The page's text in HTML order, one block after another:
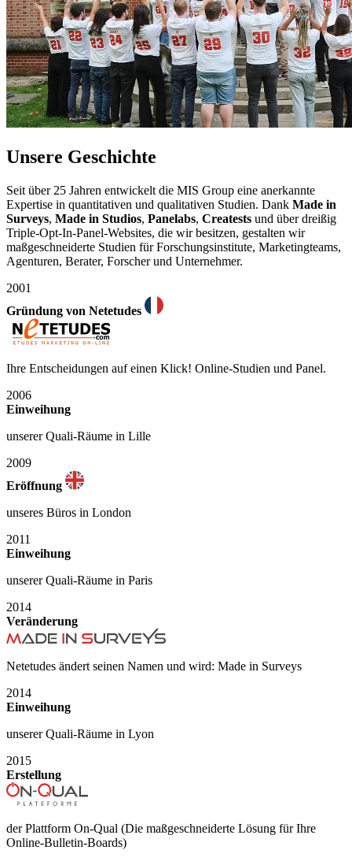
Unsere Geschichte
Seit über 25 Jahren entwickelt die MIS Group eine anerkannte
Expertise in quantitativen und qualitativen Studien. Dank Made in
Surveys, Made in Studios, Panelabs, Creatests und über dreißig
Triple-Opt-In-Panel-Websites, die wir besitzen, gestalten wir
maßgeschneiderte Studien für Forschungsinstitute, Marketingteams,
Agenturen, Berater, Forscher und Unternehmer.
2001
Gründung von Netetudes
Ihre Entscheidungen auf einen Klick! Online-Studien und Panel.
2006
Einweihung
unserer Quali-Räume in Lille
2009
Eröffnung
unseres Büros in London
2011
Einweihung
unserer Quali-Räume in Paris
2014
Veränderung
Netetudes ändert seinen Namen und wird: Made in Surveys
2014
Einweihung
unserer Quali-Räume in Lyon
2015
Erstellung
der Plattform On-Qual (Die maßgeschneiderte Lösung für Ihre
Online-Bulletin-Boards)